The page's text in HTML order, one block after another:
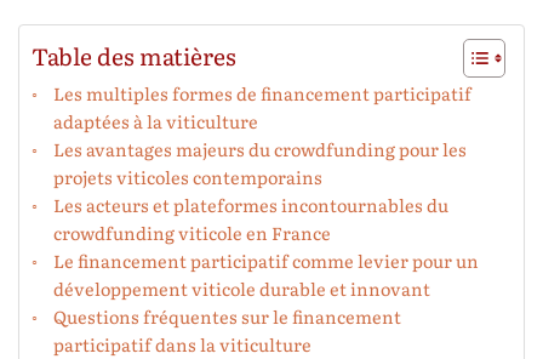
Table des matières
Les multiples formes de financement participatif
adaptées à la viticulture
Les avantages majeurs du crowdfunding pour les
projets viticoles contemporains
Les acteurs et plateformes incontournables du
crowdfunding viticole en France
Le financement participatif comme levier pour un
développement viticole durable et innovant
Questions fréquentes sur le financement
participatif dans la viticulture